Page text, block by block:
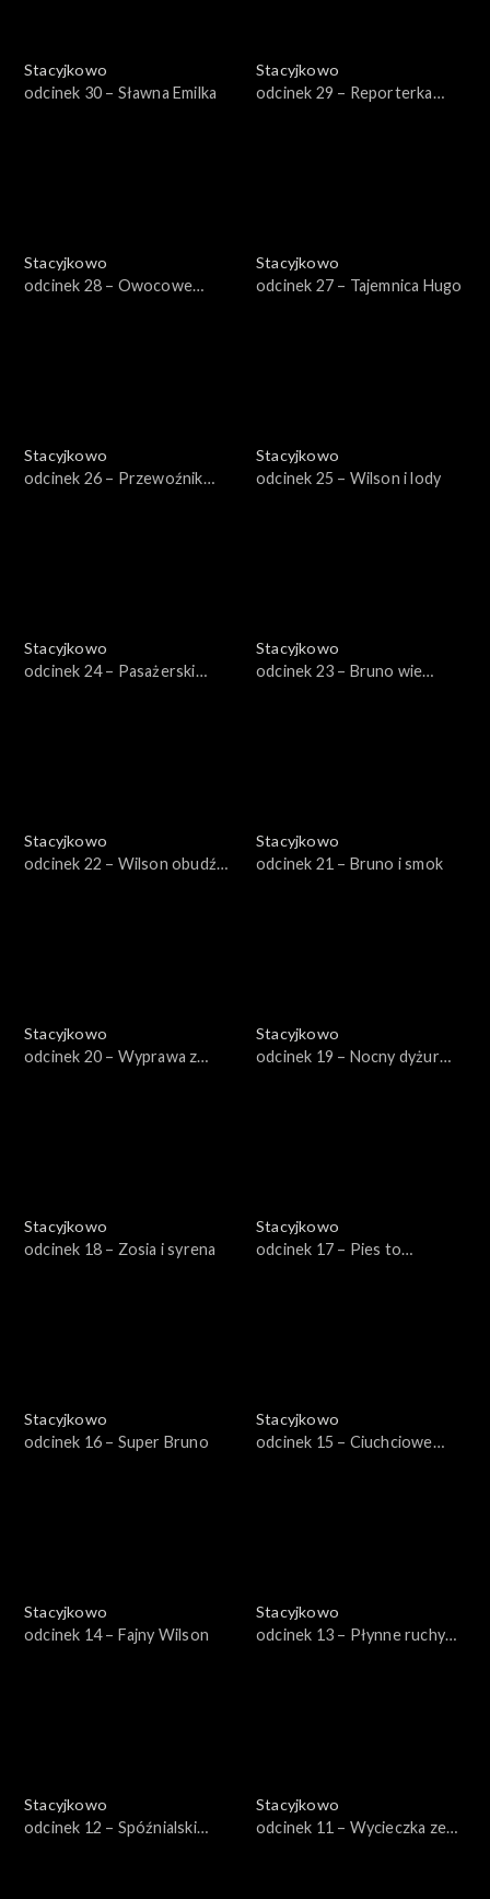
Stacyjkowo
odcinek 30 – Sławna Emilka
Stacyjkowo
odcinek 29 – Reporterka
Stacyjkowo
odcinek 28 – Owocowe
Stacyjkowo
odcinek 27 – Tajemnica Hugo
Stacyjkowo
odcinek 26 – Przewoźnik
Stacyjkowo
odcinek 25 – Wilson i lody
Stacyjkowo
odcinek 24 – Pasażerski
Stacyjkowo
odcinek 23 – Bruno wie
Stacyjkowo
odcinek 22 – Wilson obudź
Stacyjkowo
odcinek 21 – Bruno i smok
Stacyjkowo
odcinek 20 – Wyprawa z
Stacyjkowo
odcinek 19 – Nocny dyżur
Stacyjkowo
odcinek 18 – Zosia i syrena
Stacyjkowo
odcinek 17 – Pies to
Stacyjkowo
odcinek 16 – Super Bruno
Stacyjkowo
odcinek 15 – Ciuchciowe
Stacyjkowo
odcinek 14 – Fajny Wilson
Stacyjkowo
odcinek 13 – Płynne ruchy
Stacyjkowo
odcinek 12 – Spóźnialski
Stacyjkowo
odcinek 11 – Wycieczka ze